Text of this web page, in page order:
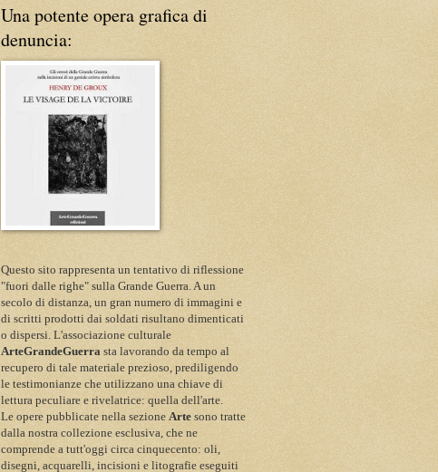
Una potente opera grafica di
denuncia:
Questo sito rappresenta un tentativo di riflessione
"fuori dalle righe" sulla Grande Guerra. A un
secolo di distanza, un gran numero di immagini e
di scritti prodotti dai soldati risultano dimenticati
o dispersi. L'associazione culturale
ArteGrandeGuerra sta lavorando da tempo al
recupero di tale materiale prezioso, prediligendo
le testimonianze che utilizzano una chiave di
lettura peculiare e rivelatrice: quella dell'arte.
Le opere pubblicate nella sezione Arte sono tratte
dalla nostra collezione esclusiva, che ne
comprende a tutt'oggi circa cinquecento: oli,
disegni, acquarelli, incisioni e litografie eseguiti